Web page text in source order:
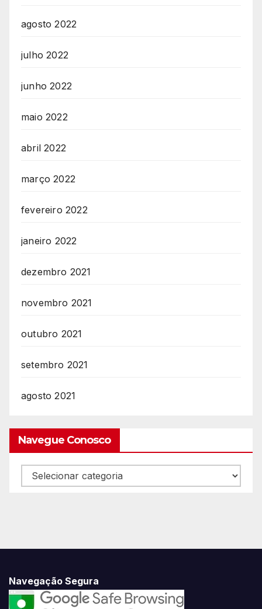
agosto 2022
julho 2022
junho 2022
maio 2022
abril 2022
março 2022
fevereiro 2022
janeiro 2022
dezembro 2021
novembro 2021
outubro 2021
setembro 2021
agosto 2021
Navegue Conosco
Navegue
Conosco
Navegação Segura